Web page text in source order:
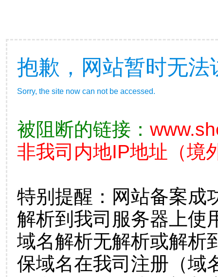
抱歉，网站暂时无法
Sorry, the site now can not be accessed.
被阻断的链接：
非我司内地IP地址（境
特别提醒：网站备案成
解析到我司服务器上使
域名解析无解析或解析
保域名在我司注册（域